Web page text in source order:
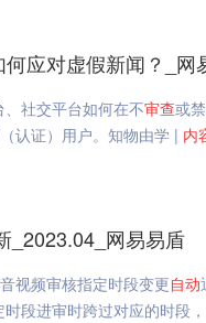
应对虚假新闻？_网
、社交平台如何在不审查或
认证）用户。知物由学 | 内
_2023.04_网易易盾
视频审核指定时段变更自动
段进审时跨过对应的时段